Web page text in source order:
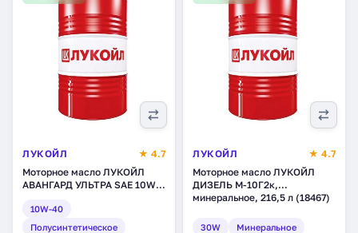
ЛУКОЙЛ
★ 4.7
Моторное масло ЛУКОЙЛ
АВАНГАРД УЛЬТРА SAE 10W-
полусинтетическое, 216,5 л
(227325)
10W-40
Полусинтетическое
ЛУКОЙЛ
★ 4.7
Моторное масло ЛУКОЙЛ
ДИЗЕЛЬ М-10Г2к,
минеральное, 216,5 л (18467)
30W
Минеральное